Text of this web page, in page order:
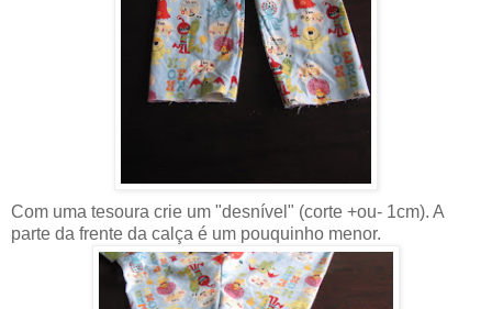
Com uma tesoura crie um "desnível" (corte +ou- 1cm). A
parte da frente da calça é um pouquinho menor.